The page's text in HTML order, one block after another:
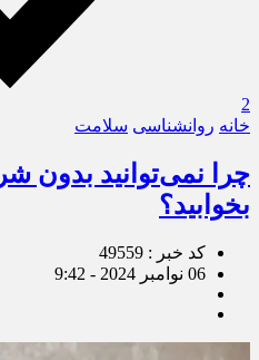
2
خانه روانشناسی سلامت
چرا نمی‌توانید بدون
بخوابید؟
کد خبر : 49559
06 نوامبر 2024 - 9:42